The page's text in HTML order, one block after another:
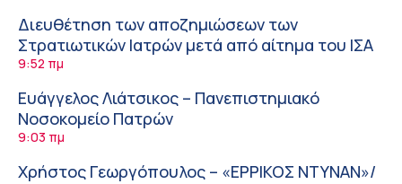
Διευθέτηση των αποζημιώσεων των
Στρατιωτικών Ιατρών μετά από αίτημα του ΙΣΑ
9:52 πμ
Ευάγγελος Λιάτσικος – Πανεπιστημιακό
Νοσοκομείο Πατρών
9:03 πμ
Χρήστος Γεωργόπουλος – «ΕΡΡΙΚΟΣ ΝΤΥΝΑΝ»/